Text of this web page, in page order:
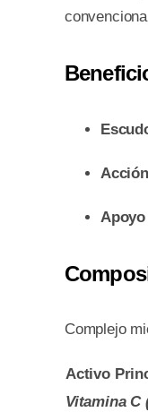
Complejo
Activo
Vitamina C